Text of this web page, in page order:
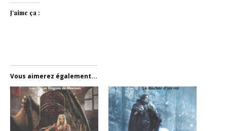
J’aime ça :
Vous aimerez également...